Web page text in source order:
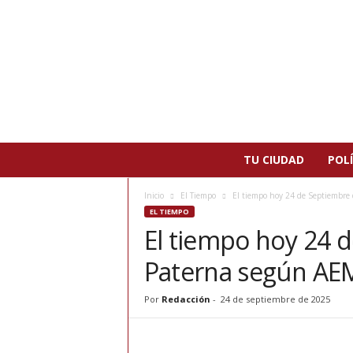
TU CIUDAD
Inicio El Tiempo El tiempo hoy 24 de Septiembre
EL TIEMPO
El tiempo hoy 24
Paterna según
Por Redacción - 24 de septiembre de 2025